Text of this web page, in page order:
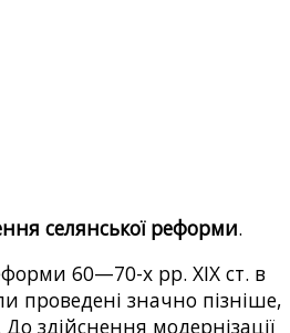
селянської реформи.
60—70-х рр. XIX ст. в
проведені значно пізніше,
здійснення модернізації